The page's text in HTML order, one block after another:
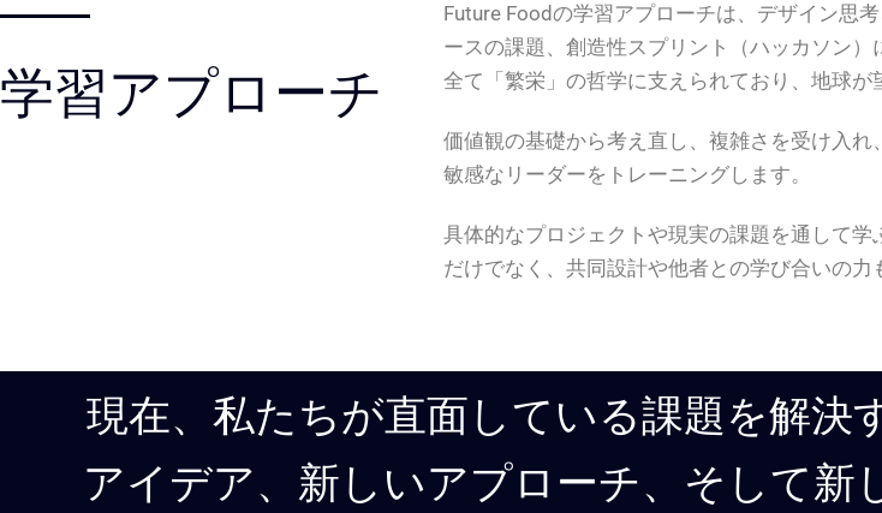
学習アプローチ
Future Foodの学習アプローチは、デザイン思
ースの課題、創造性スプリント（ハッカソン
全て「繁栄」の哲学に支えられており、地球が
価値観の基礎から考え直し、複雑さを受け入
敏感なリーダーをトレーニングします。
具体的なプロジェクトや現実の課題を通して
だけでなく、共同設計や他者との学び合いの力
現在、私たちが直面している課題を解決
アイデア、新しいアプローチ、そして新